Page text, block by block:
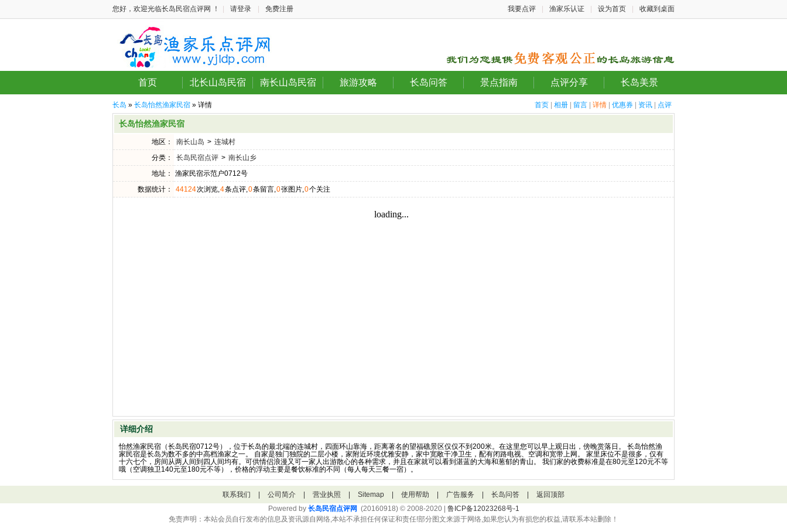
您好，欢迎光临长岛民宿点评网 ！ 请登录 免费注册 我要点评 渔家乐认证 设为首页 收藏到桌面
首页 北长山岛民宿 南长山岛民宿 旅游攻略 长岛问答 景点指南 点评分享 长岛美景
首页 相册 留言 详情 优惠券 资讯 点评
长岛 » 长岛怡然渔家民宿 » 详情
长岛怡然渔家民宿
地区： 南长山岛 > 连城村
分类：
长岛民宿点评 > 南长山乡
地址：
渔家民宿示范户0712号
数据统计：
44124次浏览,4条点评,0条留言,0张图片,0个关注
详细介绍
怡然渔家民宿（长岛民宿0712号），位于长岛的最北端的连城村，四面环山靠海，距离著名的望福礁景区仅仅不到200米。在这里您可以早上观日出，傍晚赏落日。 长岛怡然渔
家民宿是长岛为数不多的中高档渔家之一。 自家是独门独院的二层小楼，家附近环境优雅安静，家中宽敞干净卫生，配有闭路电视、空调和宽带上网。 家里床位不是很多，仅有
十六七个，房间从两人间到四人间均有。可供情侣浪漫又可一家人出游散心的各种需求，并且在家就可以看到湛蓝的大海和葱郁的青山。 我们家的收费标准是在80元至120元不等
哦（空调独卫140元至180元不等），价格的浮动主要是餐饮标准的不同（每人每天三餐一宿）。
联系我们 公司简介 营业执照 Sitemap 使用帮助 广告服务 长岛问答
返回顶部
Powered by 长岛民宿点评网 (20160918) © 2008-2020 | 鲁ICP备12023268号-1
免责声明：本站会员自行发布的信息及资讯源自网络,本站不承担任何保证和责任!部分图文来源于网络,如果您认为有损您的权益,请联系本站删除！